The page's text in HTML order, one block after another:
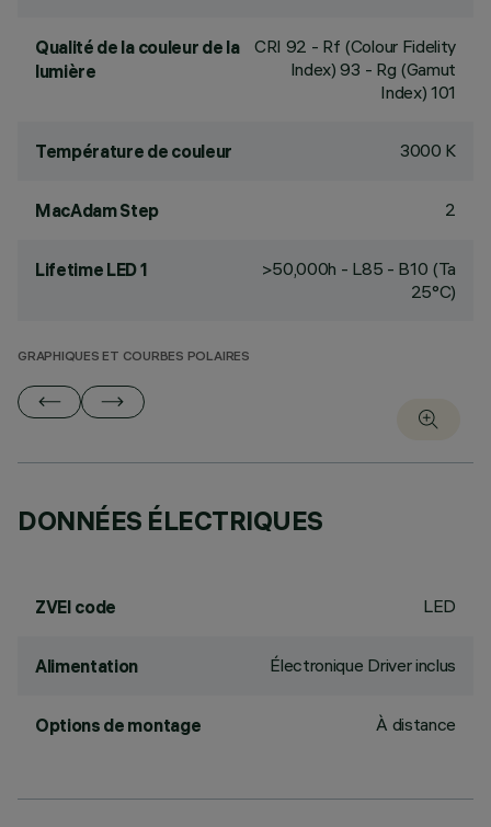
Qualité de la couleur de la
lumière
CRI 92 - Rf (Colour Fidelity
Index) 93 - Rg (Gamut
Index) 101
Température de couleur 3000 K
MacAdam Step 2
Lifetime LED 1
>50,000h - L85 - B10 (Ta
25°C)
GRAPHIQUES ET COURBES POLAIRES
DONNÉES ÉLECTRIQUES
ZVEI code LED
Alimentation Électronique Driver inclus
Options de montage À distance